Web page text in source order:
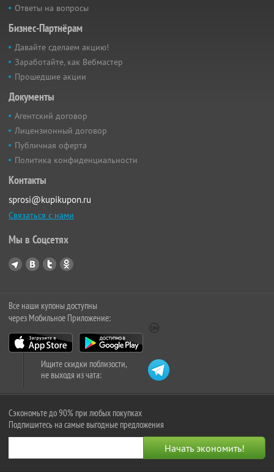
Ответы на вопросы
Бизнес-Партнёрам
Давайте сделаем акцию!
Заработайте, как Вебмастер
Прошедшие акции
Документы
Агентский договор
Лицензионный договор
Публичная оферта
Политика конфиденциальности
Контакты
sprosi@kupikupon.ru
Связаться с нами
Мы в Соцсетях
Все наши купоны доступны
через Мобильное Приложение:
Ищите скидки поблизости,
не выходя из чата:
Сэкономьте до 90% при любых покупках
Подпишитесь на самые выгодные предложения